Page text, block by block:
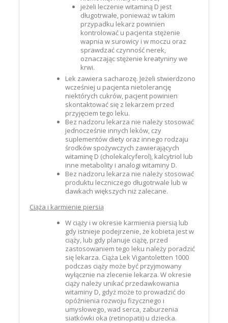
jeżeli leczenie witaminą D jest
długotrwałe, ponieważ w takim
przypadku lekarz powinien
kontrolować u pacjenta stężenie
wapnia w surowicy i w moczu oraz
sprawdzać czynność nerek,
oznaczając stężenie kreatyniny we
krwi.
Lek zawiera sacharozę. Jeżeli stwierdzono
wcześniej u pacjenta nietolerancję
niektórych cukrów, pacjent powinien
skontaktować się z lekarzem przed
przyjęciem tego leku.
Bez nadzoru lekarza nie należy stosować
jednocześnie innych leków, czy
suplementów diety oraz innego rodzaju
środków spożywczych zawierających
witaminę D (cholekalcyferol), kalcytriol lub
inne metabolity i analogi witaminy D.
Bez nadzoru lekarza nie należy stosować
produktu leczniczego długotrwale lub w
dawkach większych niż zalecane.
Ciąża i karmienie piersią
W ciąży i w okresie karmienia piersią lub
gdy istnieje podejrzenie, że kobieta jest w
ciąży, lub gdy planuje ciążę, przed
zastosowaniem tego leku należy poradzić
się lekarza. Ciąża Lek Vigantoletten 1000
podczas ciąży może być przyjmowany
wyłącznie na zlecenie lekarza. W okresie
ciąży należy unikać przedawkowania
witaminy D, gdyż może to prowadzić do
opóźnienia rozwoju fizycznego i
umysłowego, wad serca, zaburzenia
siatkówki oka (retinopatii) u dziecka.